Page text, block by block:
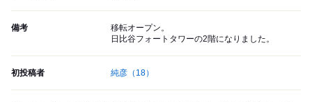
備考
移転オープン。
日比谷フォートタワーの2階になりました。
初投稿者 純彦 （18）